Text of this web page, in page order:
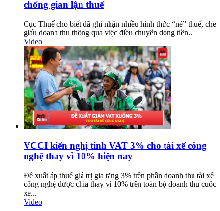
chống gian lận thuế
Cục Thuế cho biết đã ghi nhận nhiều hình thức “né” thuế, che
giấu doanh thu thông qua việc điều chuyển dòng tiền...
Video
VCCI kiến nghị tính VAT 3% cho tài xế công
nghệ thay vì 10% hiện nay
Đề xuất áp thuế giá trị gia tăng 3% trên phần doanh thu tài xế
công nghệ được chia thay vì 10% trên toàn bộ doanh thu cuốc
xe...
Video